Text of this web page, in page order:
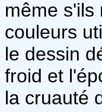
même s'ils
couleurs
le dessin
froid et
la cruauté